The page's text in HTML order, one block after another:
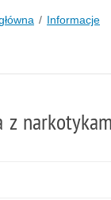
Informacje
z